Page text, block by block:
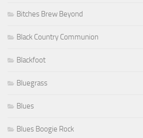
Bitches Brew Beyond
Black Country Communion
Blackfoot
Bluegrass
Blues
Blues Boogie Rock